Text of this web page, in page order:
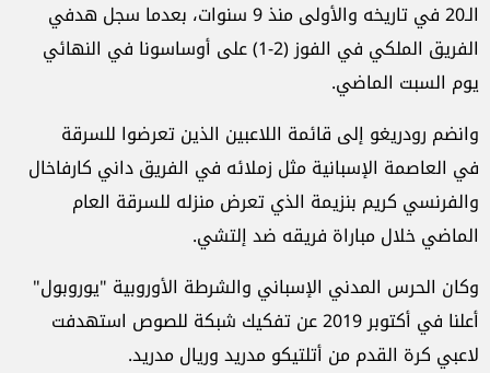
الـ20 في تاريخه والأولى منذ 9 سنوات، بعدما سجل هدفي
الفريق الملكي في الفوز (2-1) على أوساسونا في النهائي
يوم السبت الماضي.
وانضم رودريغو إلى قائمة اللاعبين الذين تعرضوا للسرقة
في العاصمة الإسبانية مثل زملائه في الفريق داني كارفاخال
والفرنسي كريم بنزيمة الذي تعرض منزله للسرقة العام
الماضي خلال مباراة فريقه ضد إلتشي.
وكان الحرس المدني الإسباني والشرطة الأوروبية "يوروبول"
أعلنا في أكتوبر 2019 عن تفكيك شبكة للصوص استهدفت
لاعبي كرة القدم من أتلتيكو مدريد وريال مدريد.